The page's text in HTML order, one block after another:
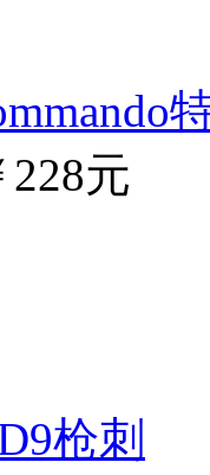
228元
枪刺